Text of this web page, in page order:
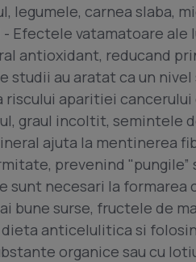
legumele, carnea slaba,
- Efectele vatamatoare
antioxidant, reducand
studii au aratat ca un
riscului aparitiei
graul incoltit, semintele
ajuta la mentinerea
prevenind "pungile”
sunt necesari la formarea
bune surse, fructele de
dieta anticelulitica si
organice sau cu